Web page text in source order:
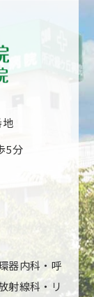
5分
器内科・呼
射線科・リ